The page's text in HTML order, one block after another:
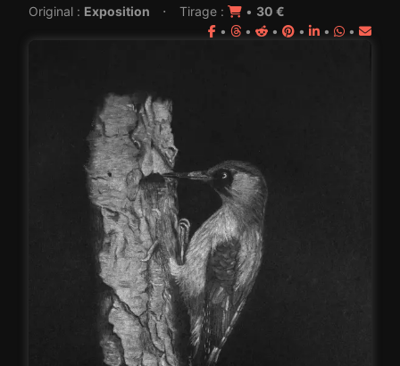
Original : Exposition · Tirage : • 30 €
•
• • • • •